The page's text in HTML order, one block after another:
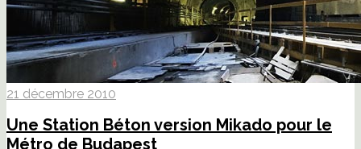
21 décembre 2010
Une Station Béton version Mikado pour le
Métro de Budapest